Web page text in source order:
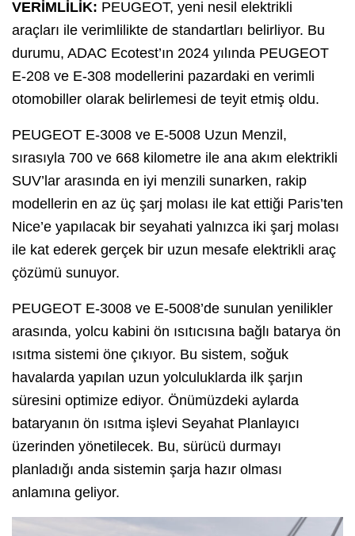
VERİMLİLİK: PEUGEOT, yeni nesil elektrikli
araçları ile verimlilikte de standartları belirliyor. Bu
durumu, ADAC Ecotest’ın 2024 yılında PEUGEOT
E-208 ve E-308 modellerini pazardaki en verimli
otomobiller olarak belirlemesi de teyit etmiş oldu.
PEUGEOT E-3008 ve E-5008 Uzun Menzil,
sırasıyla 700 ve 668 kilometre ile ana akım elektrikli
SUV’lar arasında en iyi menzili sunarken, rakip
modellerin en az üç şarj molası ile kat ettiği Paris’ten
Nice’e yapılacak bir seyahati yalnızca iki şarj molası
ile kat ederek gerçek bir uzun mesafe elektrikli araç
çözümü sunuyor.
PEUGEOT E-3008 ve E-5008’de sunulan yenilikler
arasında, yolcu kabini ön ısıtıcısına bağlı batarya ön
ısıtma sistemi öne çıkıyor. Bu sistem, soğuk
havalarda yapılan uzun yolculuklarda ilk şarjın
süresini optimize ediyor. Önümüzdeki aylarda
bataryanın ön ısıtma işlevi Seyahat Planlayıcı
üzerinden yönetilecek. Bu, sürücü durmayı
planladığı anda sistemin şarja hazır olması
anlamına geliyor.